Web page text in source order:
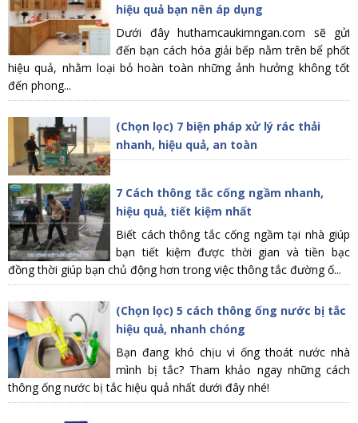
hiệu quả bạn nên áp dụng
Dưới đây huthamcaukimngan.com sẽ gửi
đến bạn cách hóa giải bếp nằm trên bể phốt
hiệu quả, nhằm loại bỏ hoàn toàn những ảnh hưởng không tốt
đến phong...
(Chọn lọc) 7 biện pháp xử lý rác thải
nhanh, hiệu quả, an toàn
7 Cách thông tắc cống ngầm nhanh,
hiệu quả, tiết kiệm nhất
Biết cách thông tắc cống ngầm tại nhà giúp
bạn tiết kiệm được thời gian và tiền bạc
đồng thời giúp bạn chủ động hơn trong việc thông tắc đường ố...
(Chọn lọc) 5 cách thông ống nước bị tắc
hiệu quả, nhanh chóng
Bạn đang khó chịu vì ống thoát nước nhà
mình bị tắc? Tham khảo ngay những cách
thông ống nước bị tắc hiệu quả nhất dưới đây nhé!